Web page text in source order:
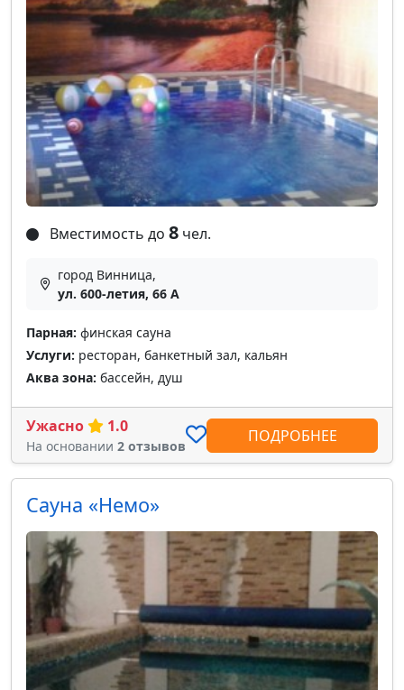
Вместимость до 8 чел.
город Винница,
ул. 600-летия, 66 А
Парная: финская сауна
Услуги: ресторан, банкетный зал, кальян
Аква зона: бассейн, душ
Ужасно 1.0
На основании 2 отзывов
ПОДРОБНЕЕ
Сауна «Немо»